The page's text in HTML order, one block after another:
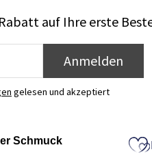
Rabatt auf Ihre erste
Anmelden
gelesen und akzeptiert
Schmuck